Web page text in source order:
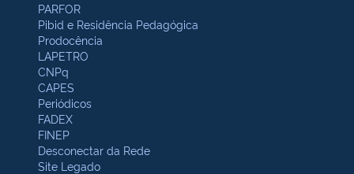
PARFOR
Pibid e Residência Pedagógica
Prodocência
LAPETRO
CNPq
CAPES
Periódicos
FADEX
FINEP
Desconectar da Rede
Site Legado